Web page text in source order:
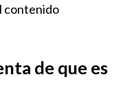
contenido
de que es